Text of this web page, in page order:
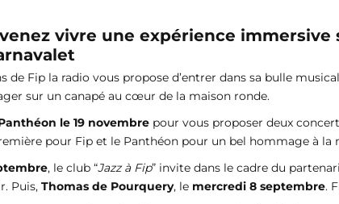
vivre une expérience
de Fip la radio vous propose d’entrer dans sa bulle
sur un canapé au cœur de la maison ronde.
le 19 novembre pour vous proposer deux
pour Fip et le Panthéon pour un bel hommage à la
, le club “Jazz à Fip” invite dans le cadre du
Puis, Thomas de Pourquery, le mercredi 8 septembre.